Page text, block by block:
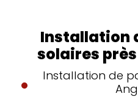
Installation
solaires
Installation de